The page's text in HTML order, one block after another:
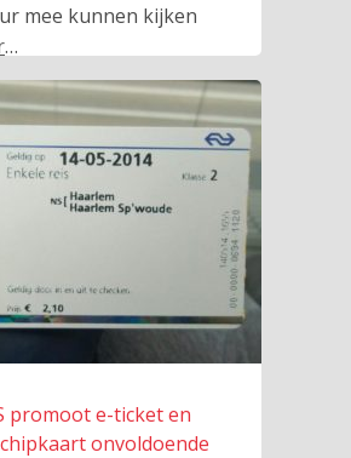
mee kunnen kijken
…
promoot e-ticket en
onvoldoende